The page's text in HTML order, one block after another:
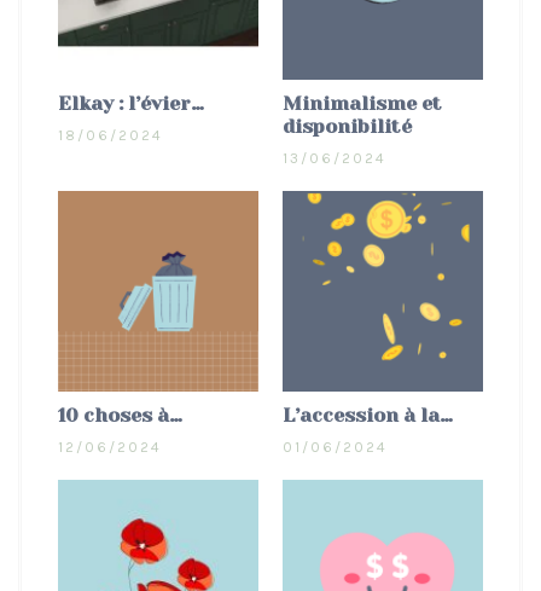
Elkay : l’évier…
18/06/2024
Minimalisme et
disponibilité
13/06/2024
10 choses à…
12/06/2024
L’accession à la…
01/06/2024